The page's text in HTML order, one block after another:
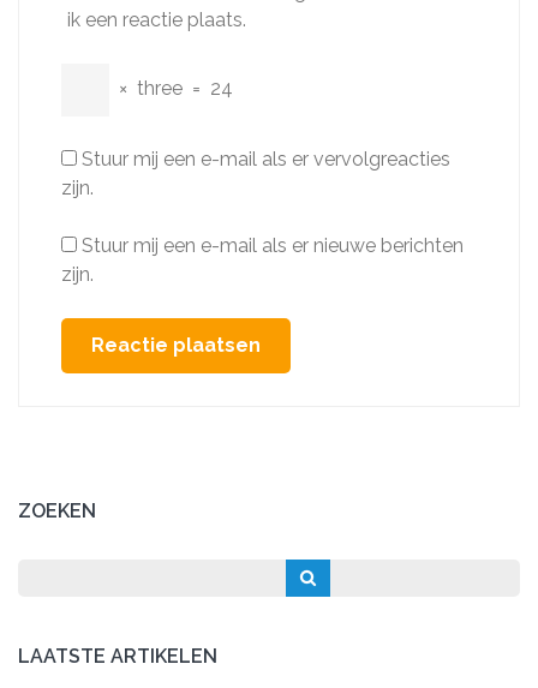
ik een reactie plaats.
× three = 24
Stuur mij een e-mail als er vervolgreacties
zijn.
Stuur mij een e-mail als er nieuwe berichten
zijn.
ZOEKEN
LAATSTE ARTIKELEN